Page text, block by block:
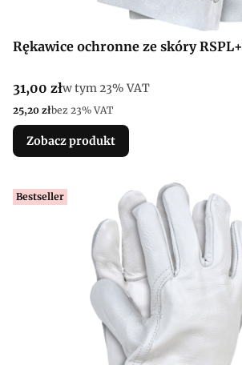
Rękawice ochronne ze skóry RSPL+
Cena brutto
31,00 złw tym %s VAT
w tym23% VAT
Cena netto
25,20 złbez 23% VAT
Zobacz produkt
Bestseller